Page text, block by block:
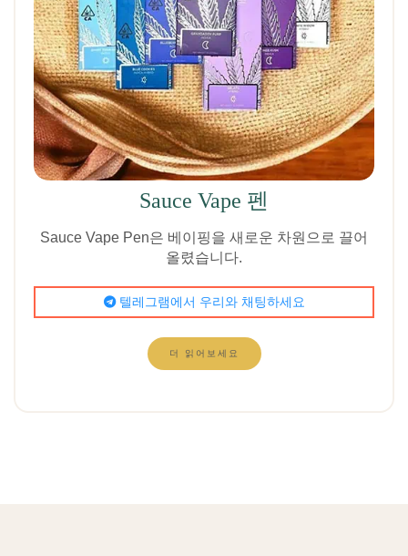
Sauce Vape 펜
Sauce Vape Pen은 베이핑을 새로운 차원으로 끌어
올렸습니다.
텔레그램에서 우리와 채팅하세요
더 읽어보세요